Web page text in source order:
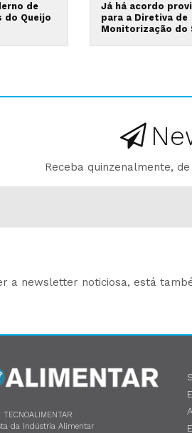
de
do Queijo
Já há acordo
para a Diretiva de
Monitorização do
Receba quinzenalmente,
a newsletter noticiosa, está
TECNOALIMENTAR
da Indústria Alimentar